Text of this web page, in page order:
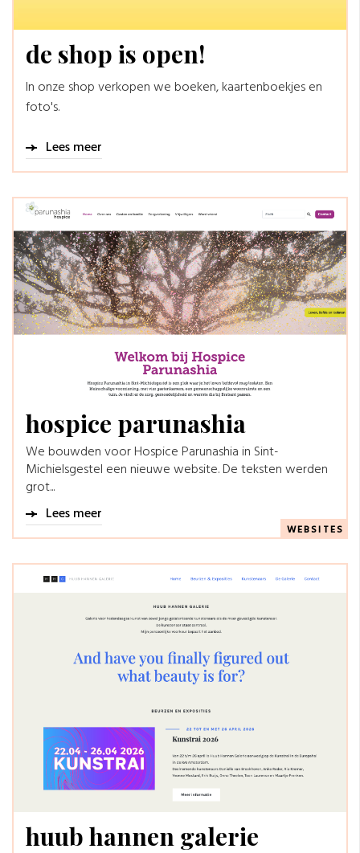
de shop is open!
In onze shop verkopen we boeken, kaartenboekjes en
foto's.
Lees meer
hospice parunashia
We bouwden voor Hospice Parunashia in Sint-
Michielsgestel een nieuwe website. De teksten werden
grot...
Lees meer
WEBSITES
huub hannen galerie